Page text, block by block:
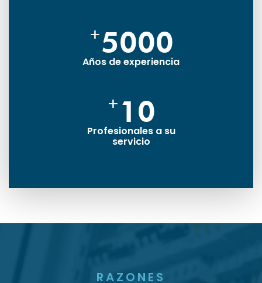
+5000
Años de experiencia
+ 10
Profesionales a su
servicio
RAZONES